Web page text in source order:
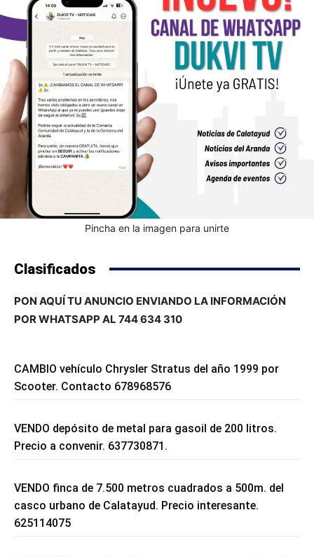
Pincha en la imagen para unirte
Clasificados
PON AQUÍ TU ANUNCIO ENVIANDO LA INFORMACIÓN
POR WHATSAPP AL 744 634 310
CAMBIO vehículo Chrysler Stratus del año 1999 por
Scooter. Contacto 678968576
VENDO depósito de metal para gasoil de 200 litros.
Precio a convenir. 637730871.
VENDO finca de 7.500 metros cuadrados a 500m. del
casco urbano de Calatayud. Precio interesante.
625114075